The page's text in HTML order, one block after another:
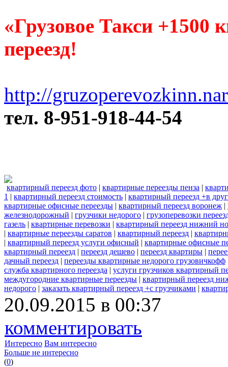
«Грузовое Такси +1500
переезд!
http://
тел. 8-951-918-44-54
квартирный переезд фото | квартирные переезды пенза |
1 | квартирный переезд стоимость | квартирный переезд +в
квартирные офисные переезды | квартирный переезд воронеж |
железнодорожный | грузчики недорого | грузоперевозки
газель | квартирные перевозки | квартирный переезд нижний
| квартирные переезды саратов | квартирный переезд |
| квартирный переезд услуги офисный | квартирные офисные
квартирный переезд | переезд дешево | переезд квартиры |
дачный переезд | переезды квартирные недорого грузовичкофф
служба квартирного переезда | услуги грузчиков квартирный
междугородние квартирные переезды | квартирный переезд
недорого | заказать квартирный переезд +с грузчиками |
20.09.2015 в 00:37
комментировать
Интересно Вам интересно
Больше не интересно
(0)